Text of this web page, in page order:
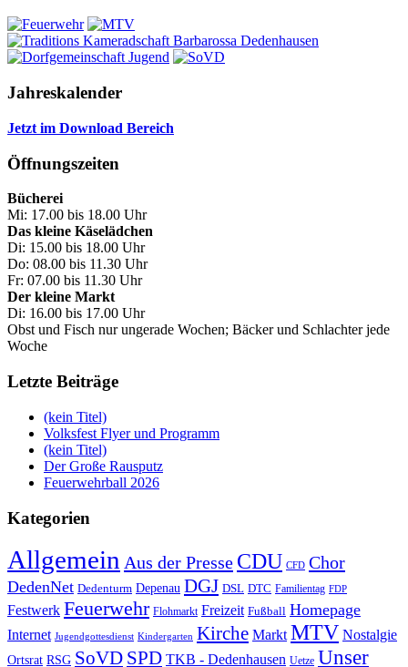
Jahreskalender
Jetzt im Download Bereich
Öffnungszeiten
Bücherei
Mi: 17.00 bis 18.00 Uhr
Das kleine Käselädchen
Di: 15.00 bis 18.00 Uhr
Do: 08.00 bis 11.30 Uhr
Fr: 07.00 bis 11.30 Uhr
Der kleine Markt
Di: 16.00 bis 17.00 Uhr
Obst und Fisch nur ungerade Wochen; Bäcker und Schlachter jede
Woche
Letzte Beiträge
(kein Titel)
Volksfest Flyer und Programm
(kein Titel)
Der Große Rausputz
Feuerwehrball 2026
Kategorien
Allgemein Aus der Presse CDU CFD Chor
DedenNet Dedenturm Depenau DGJ DSL DTC Familientag FDP
Festwerk Feuerwehr Flohmarkt Freizeit Fußball Homepage
Internet Jugendgottesdienst Kindergarten Kirche Markt MTV Nostalgie
Ortsrat RSG SoVD SPD TKB - Dedenhausen Uetze Unser